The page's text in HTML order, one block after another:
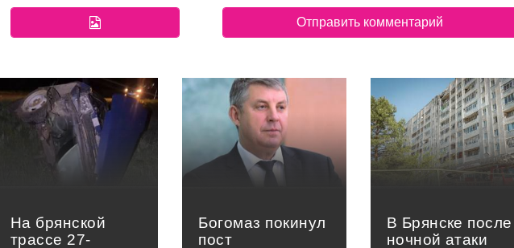
На брянской
трассе 27-
Богомаз покинул
пост
В Брянске после
ночной атаки